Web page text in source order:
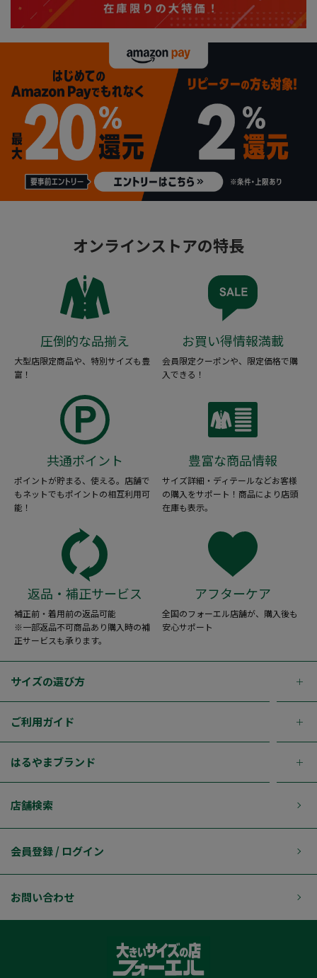
オンラインストアの特長
圧倒的な品揃え
大型店限定商品や、特別サイズも豊
富！
お買い得情報満載
会員限定クーポンや、限定価格で購
入できる！
共通ポイント
ポイントが貯まる、使える。店舗で
もネットでもポイントの相互利用可
能！
豊富な商品情報
サイズ詳細・ディテールなどお客様
の購入をサポート！商品により店頭
在庫も表示。
返品・補正サービス
補正前・着用前の返品可能
※一部返品不可商品あり購入時の補
正サービスも承ります。
アフターケア
全国のフォーエル店舗が、購入後も
安心サポート
サイズの選び方
ご利用ガイド
はるやまブランド
店舗検索
会員登録 / ログイン
お問い合わせ